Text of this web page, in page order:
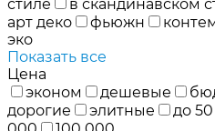
стиле
в скандинавском
арт деко
фьюжн
эко
Показать все
Цена
эконом
дешевые
дорогие
элитные до